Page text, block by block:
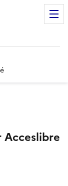
Acceslibre